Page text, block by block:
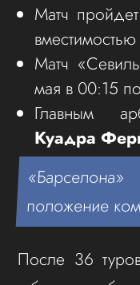
Матч
Матч
мая в 00:15
Главным
Куадра
положение
После 36